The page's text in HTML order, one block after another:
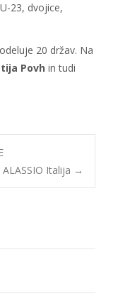
23, dvojice,
20 držav. Na
Povh in tudi
Italija →